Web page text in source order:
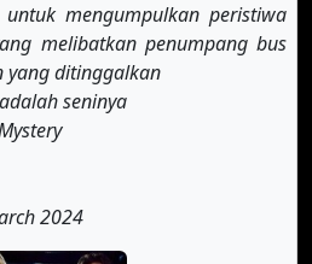
mengumpulkan peristiwa
melibatkan penumpang bus
yang ditinggalkan
seninya
2024